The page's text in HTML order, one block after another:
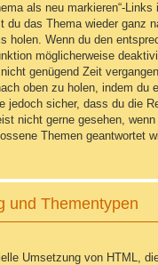
als neu markieren“-Links
du das Thema wieder ganz
holen. Wenn du den
möglicherweise
genügend Zeit
oben zu holen, indem du
jedoch sicher, dass du die
nicht gerne gesehen,
Themen geantwortet
und Thementypen
Umsetzung von HTML,